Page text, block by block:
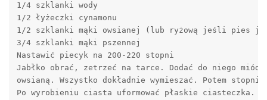
1/4 szklanki wody
1/2 łyżeczki cynamonu
1/2 szklanki mąki owsianej (lub ryżową jeśli pies
3/4 szklanki mąki pszennej
Nastawić piecyk na 200-220 stopni
Jabłko obrać, zetrzeć na tarce. Dodać do niego miód,
owsianą. Wszystko dokładnie wymieszać. Potem
Po wyrobieniu ciasta uformować płaskie ciasteczka.